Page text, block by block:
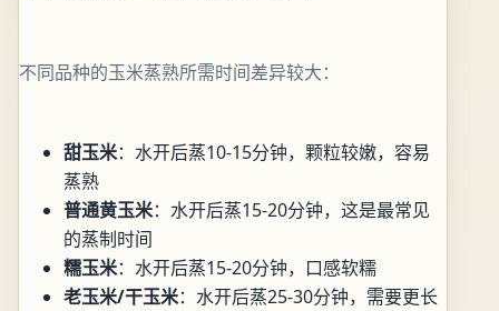
不同品种的玉米蒸熟所需时间差异较大：
甜玉米：水开后蒸10-15分钟，颗粒较嫩，容易
蒸熟
普通黄玉米：水开后蒸15-20分钟，这是最常见
的蒸制时间
糯玉米：水开后蒸15-20分钟，口感软糯
老玉米/干玉米：水开后蒸25-30分钟，需要更长